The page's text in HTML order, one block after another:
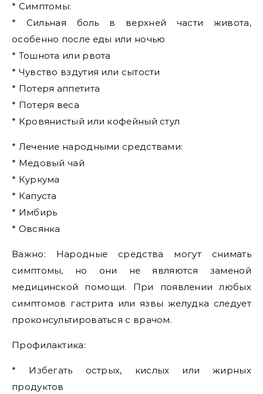
* Симптомы:
* Сильная боль в верхней части живота,
особенно после еды или ночью
* Тошнота или рвота
* Чувство вздутия или сытости
* Потеря аппетита
* Потеря веса
* Кровянистый или кофейный стул
* Лечение народными средствами:
* Медовый чай
* Куркума
* Капуста
* Имбирь
* Овсянка
Важно: Народные средства могут снимать
симптомы, но они не являются заменой
медицинской помощи. При появлении любых
симптомов гастрита или язвы желудка следует
проконсультироваться с врачом.
Профилактика:
* Избегать острых, кислых или жирных
продуктов